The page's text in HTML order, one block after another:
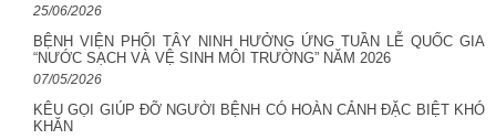
25/06/2026
BỆNH VIỆN PHỔI TÂY NINH HƯỞNG ỨNG TUẦN LỄ QUỐC GIA
“NƯỚC SẠCH VÀ VỆ SINH MÔI TRƯỜNG” NĂM 2026
07/05/2026
KÊU GỌI GIÚP ĐỠ NGƯỜI BỆNH CÓ HOÀN CẢNH ĐẶC BIỆT KHÓ
KHĂN